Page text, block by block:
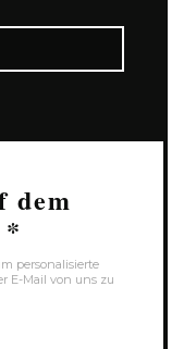
dem
*
personalisierte
E-Mail von uns zu